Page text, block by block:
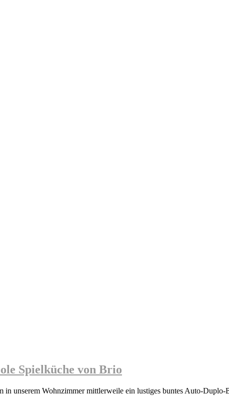
Spielküche von Brio
unserem Wohnzimmer mittlerweile ein lustiges buntes Auto-Duplo-